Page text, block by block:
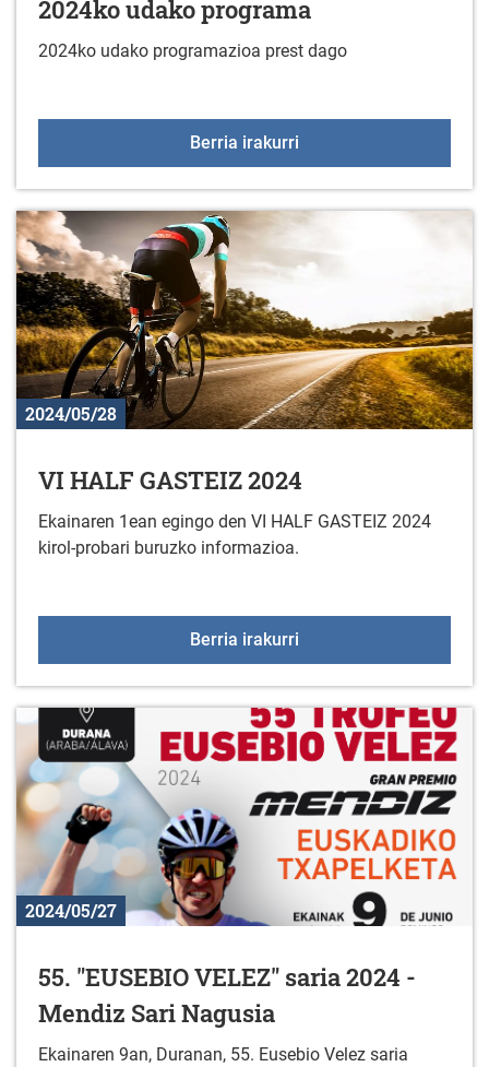
2024ko udako programa
2024ko udako programazioa prest dago
Berria irakurri
2024/05/28
VI HALF GASTEIZ 2024
Ekainaren 1ean egingo den VI HALF GASTEIZ 2024
kirol-probari buruzko informazioa.
Berria irakurri
2024/05/27
55. "EUSEBIO VELEZ" saria 2024 -
Mendiz Sari Nagusia
Ekainaren 9an, Duranan, 55. Eusebio Velez saria